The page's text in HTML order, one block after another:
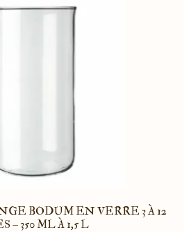
BODUM EN VERRE 3 À 12
– 350 ML À 1,5 L